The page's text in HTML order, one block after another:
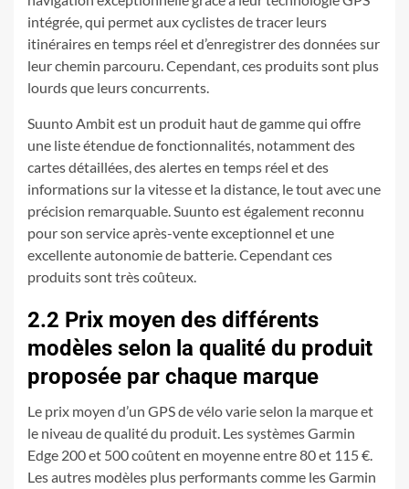
intégrée, qui permet aux cyclistes de tracer leurs
itinéraires en temps réel et d’enregistrer des données sur
leur chemin parcouru. Cependant, ces produits sont plus
lourds que leurs concurrents.
Suunto Ambit est un produit haut de gamme qui offre
une liste étendue de fonctionnalités, notamment des
cartes détaillées, des alertes en temps réel et des
informations sur la vitesse et la distance, le tout avec une
précision remarquable. Suunto est également reconnu
pour son service après-vente exceptionnel et une
excellente autonomie de batterie. Cependant ces
produits sont très coûteux.
2.2 Prix moyen des différents
modèles selon la qualité du produit
proposée par chaque marque
Le prix moyen d’un GPS de vélo varie selon la marque et
le niveau de qualité du produit. Les systèmes Garmin
Edge 200 et 500 coûtent en moyenne entre 80 et 115 €.
Les autres modèles plus performants comme les Garmin